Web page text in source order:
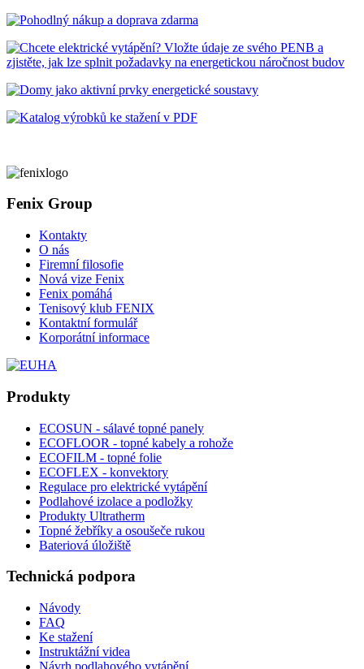
Fenix Group
Kontakty
O nás
Firemní filosofie
Nová vize Fenix
Fenix pomáhá
Tenisový klub FENIX
Kontaktní formulář
Korporátní informace
Produkty
ECOSUN - sálavé topné panely
ECOFLOOR - topné kabely a rohože
ECOFILM - topné folie
ECOFLEX - konvektory
Regulace pro elektrické vytápění
Podlahové izolace a podložky
Produkty Ultratherm
Topné žebříky a osoušeče rukou
Bateriová úložiště
Technická podpora
Návody
FAQ
Ke stažení
Instruktážní videa
Návrh podlahového vytápění